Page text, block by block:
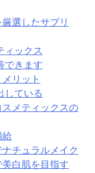
選したサプリ
ィックス
できます
リット
している
メティックスの
給
チュラルメイク
白肌を目指す